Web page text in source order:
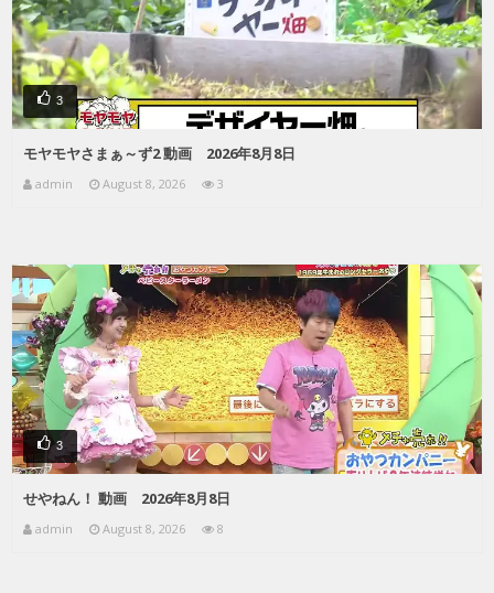
3
モヤモヤさまぁ～ず2 動画 2026年8月8日
admin August 8, 2026 3
3
せやねん！ 動画 2026年8月8日
admin August 8, 2026 8